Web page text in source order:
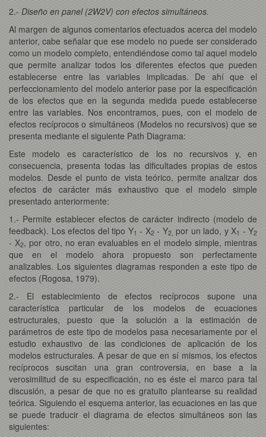
2.- Diseño en panel (2W2V) con efectos simultáneos.
Al margen de algunos comentarios efectuados acerca del modelo
anterior, cabe señalar que ese modelo no puede ser considerado
como un modelo completo, entendiéndose como tal aquel modelo
que permite analizar todos los diferentes efectos que pueden
establecerse entre las variables implicadas. De ahí que el
perfeccionamiento del modelo anterior pase por la especificación
de los efectos que en la segunda medida puede establecerse
entre las variables. Nos encontramos, pues, con el modelo de
efectos recíprocos o simultáneos (Modelos no recursivos) que se
presenta mediante el siguiente Path Diagrama:
Este modelo es característico de los no recursivos y, en
consecuencia, presenta todas las dificultades propias de estos
modelos. Desde el punto de vista teórico, permite analizar dos
efectos de carácter más exhaustivo que el modelo simple
presentado anteriormente:
1.- Permite establecer efectos de carácter indirecto (modelo de
feedback). Los efectos del tipo Y1 - X2- Y2, por un lado, y X1 - Y2
- X2, por otro, no eran evaluables en el modelo simple, mientras
que en el modelo ahora propuesto son perfectamente
analizables. Los siguientes diagramas responden a este tipo de
efectos (Rogosa, 1979).
2.- El establecimiento de efectos recíprocos supone una
característica particular de los modelos de ecuaciones
estructurales, puesto que la solución a la estimación de
parámetros de este tipo de modelos pasa necesariamente por el
estudio exhaustivo de las condiciones de aplicación de los
modelos estructurales. A pesar de que en sí mismos, los efectos
recíprocos suscitan una gran controversia, en base a la
verosimilitud de su especificación, no es éste el marco para tal
discusión, a pesar de que no es gratuito plantearse su realidad
teórica. Siguiendo el esquema anterior, las ecuaciones en las que
se puede traducir el diagrama de efectos simultáneos son las
siguientes: